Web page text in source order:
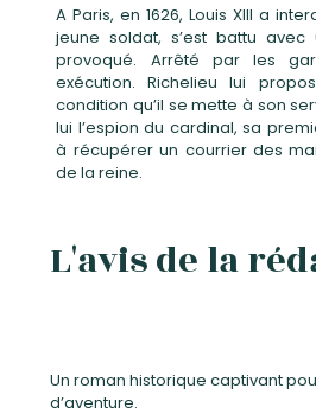
A Paris, en 1626, Louis XIII a
jeune soldat, s’est battu avec
provoqué. Arrêté par les
exécution. Richelieu lui
condition qu’il se mette à son
lui l’espion du cardinal, sa
à récupérer un courrier des
de la reine.
L'avis de la
Un roman historique captivant
d’aventure.